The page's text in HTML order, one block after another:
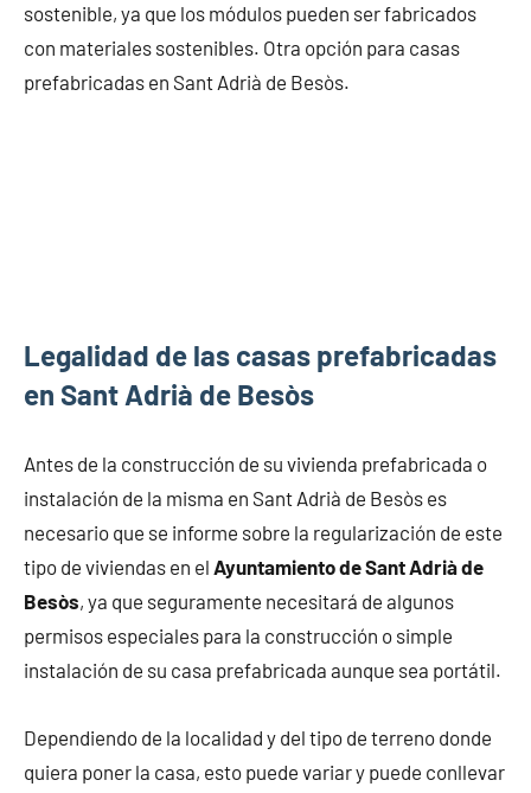
sostenible, ya que los módulos pueden ser fabricados
con materiales sostenibles. Otra opción para casas
prefabricadas en Sant Adrià de Besòs.
Legalidad de las casas prefabricadas
en Sant Adrià de Besòs
Antes de la construcción de su vivienda prefabricada o
instalación de la misma en Sant Adrià de Besòs es
necesario que se informe sobre la regularización de este
tipo de viviendas en el Ayuntamiento de Sant Adrià de
Besòs, ya que seguramente necesitará de algunos
permisos especiales para la construcción o simple
instalación de su casa prefabricada aunque sea portátil.
Dependiendo de la localidad y del tipo de terreno donde
quiera poner la casa, esto puede variar y puede conllevar